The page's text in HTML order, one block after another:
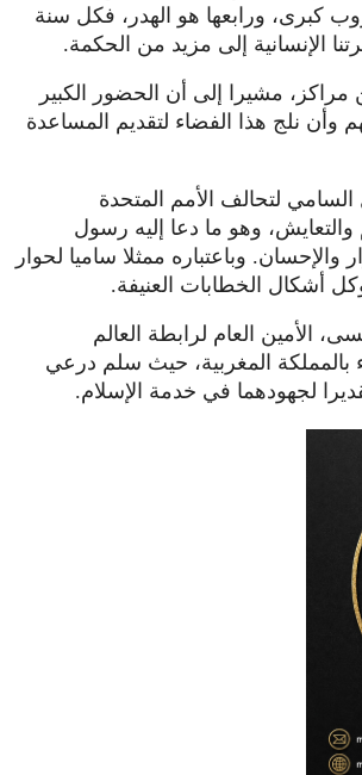
كبرى، ورابعها هو الهدر، فكل سنة
مشيرا إلى أن الحضور الكبير
نلج هذا الفضاء لتقديم المساعدة
لتحالف الأمم المتحدة
والتعايش، وهو ما دعا إليه رسول
وباعتباره ممثلا ساميا لحوار
أشكال الخطابات العنيفة.
الأمين العام لرابطة العالم
بالمملكة المغربية، حيث سلم درعي
لجهودهما في خدمة الإسلام.